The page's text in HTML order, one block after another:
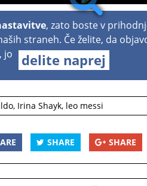
, zato boste v
straneh. Če želite, da
jo
delite naprej
, Irina Shayk, leo messi
SHARE SHARE